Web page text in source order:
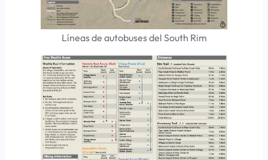
Líneas de autobuses del South Rim